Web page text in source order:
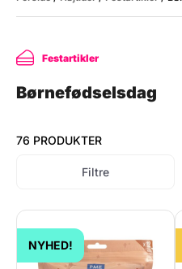
Festartikler
Børnefødselsdag
76 PRODUKTER
Filtre
NYHED!